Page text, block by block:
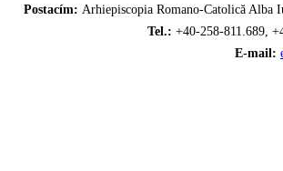
Postacím: Arhiepiscopia Romano-Catolică
Tel.: +40-258-811.689,
E-mail: